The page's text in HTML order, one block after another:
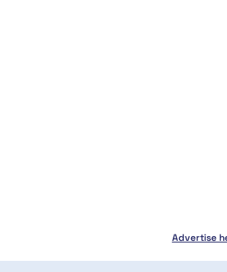
Advertise